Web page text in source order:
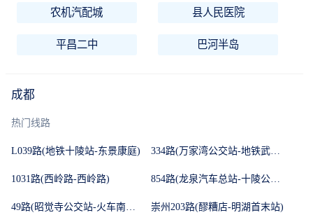
农机汽配城 县人民医院
平昌二中 巴河半岛
成都
热门线路
L039路(地铁十陵站-东景康庭) 334路(万家湾公交站-地铁武侯大道站(B口))
1031路(西岭路-西岭路) 854路(龙泉汽车总站-十陵公交站)
49路(昭觉寺公交站-火车南站公交站) 崇州203路(醪糟店-明湖首末站)